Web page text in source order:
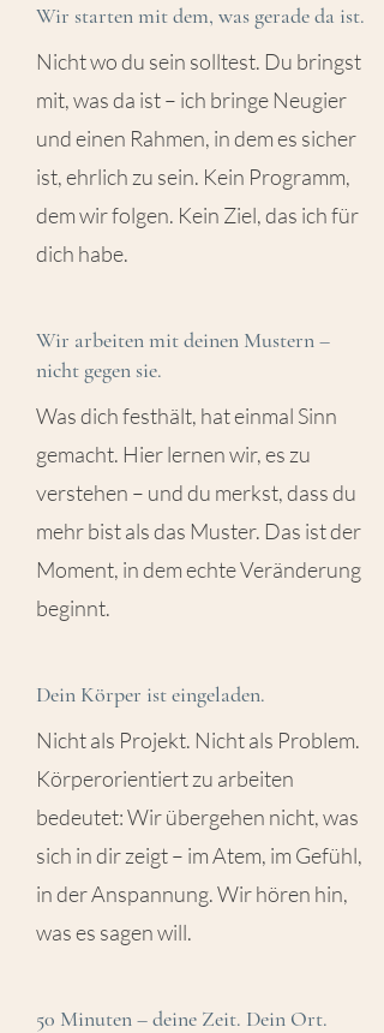
Wir starten mit dem, was gerade da ist.
Nicht wo du sein solltest. Du bringst
mit, was da ist – ich bringe Neugier
und einen Rahmen, in dem es sicher
ist, ehrlich zu sein. Kein Programm,
dem wir folgen. Kein Ziel, das ich für
dich habe.
Wir arbeiten mit deinen Mustern –
nicht gegen sie.
Was dich festhält, hat einmal Sinn
gemacht. Hier lernen wir, es zu
verstehen – und du merkst, dass du
mehr bist als das Muster. Das ist der
Moment, in dem echte Veränderung
beginnt.
Dein Körper ist eingeladen.
Nicht als Projekt. Nicht als Problem.
Körperorientiert zu arbeiten
bedeutet: Wir übergehen nicht, was
sich in dir zeigt – im Atem, im Gefühl,
in der Anspannung. Wir hören hin,
was es sagen will.
50 Minuten – deine Zeit. Dein Ort.